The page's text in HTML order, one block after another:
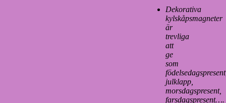
Dekorativa
kylskåpsmagneter
är
trevliga
att
ge
som
julklapp,
morsdagspresent,
farsdagspresent….